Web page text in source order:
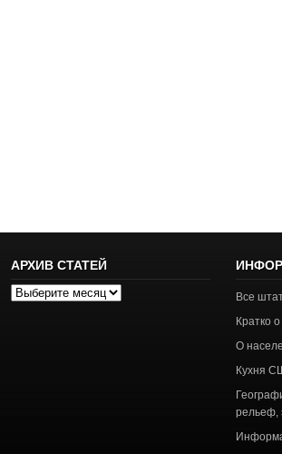
АРХИВ СТАТЕЙ
Архив
Все
Кратко
О
Кухня
рельеф,